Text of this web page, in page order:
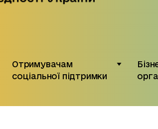
Отримувачам
соціальної підтримки